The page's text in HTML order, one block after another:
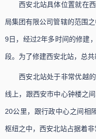
西安北站具体位置就在
局集团有限公司管辖的范围
9日，经过2年多时间的修建
段。为了修建西安北站，总共
西安北站处于非常优越
线上，跟西安市中心钟楼之
20公里，跟行政中心之间相
枢纽之中，西安北站占据着非